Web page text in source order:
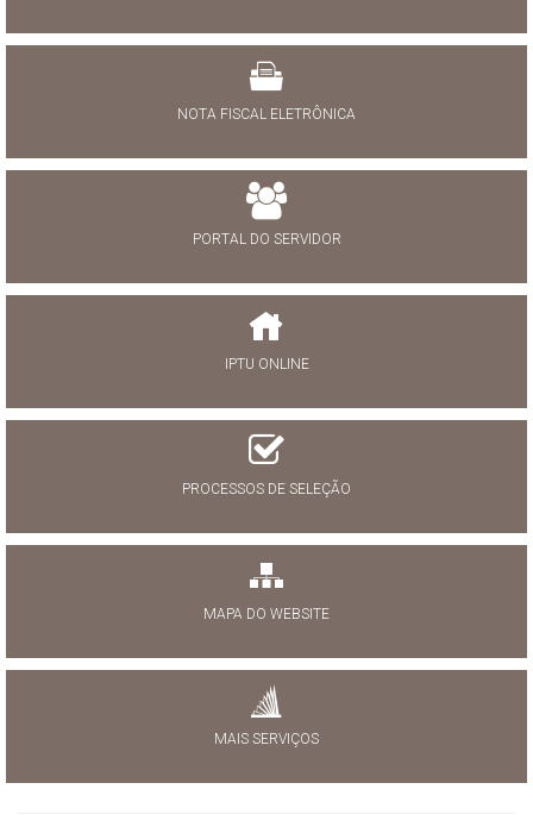
NOTA FISCAL ELETRÔNICA
PORTAL DO SERVIDOR
IPTU ONLINE
PROCESSOS DE SELEÇÃO
MAPA DO WEBSITE
MAIS SERVIÇOS